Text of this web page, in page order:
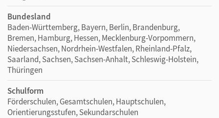
Bundesland
Baden-Württemberg, Bayern, Berlin, Brandenburg,
Bremen, Hamburg, Hessen, Mecklenburg-Vorpommern,
Niedersachsen, Nordrhein-Westfalen, Rheinland-Pfalz,
Saarland, Sachsen, Sachsen-Anhalt, Schleswig-Holstein,
Thüringen
Schulform
Förderschulen, Gesamtschulen, Hauptschulen,
Orientierungsstufen, Sekundarschulen